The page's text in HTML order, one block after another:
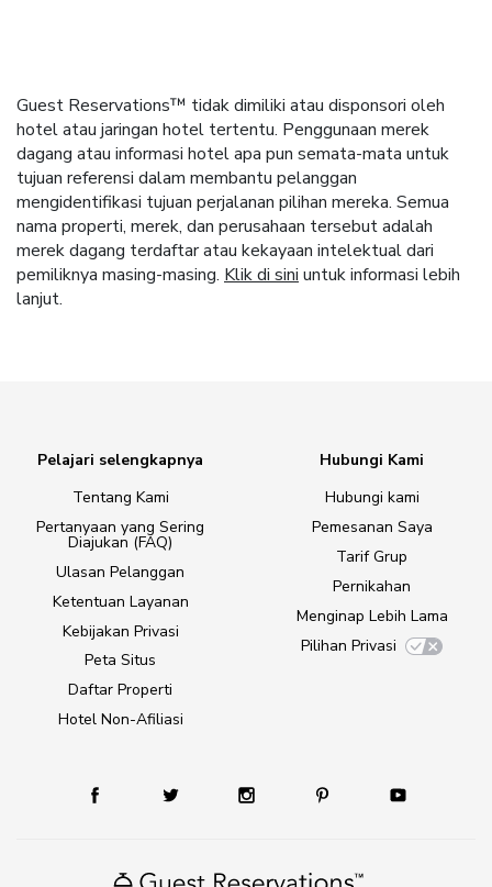
Guest Reservations™ tidak dimiliki atau disponsori oleh
hotel atau jaringan hotel tertentu. Penggunaan merek
dagang atau informasi hotel apa pun semata-mata untuk
tujuan referensi dalam membantu pelanggan
mengidentifikasi tujuan perjalanan pilihan mereka. Semua
nama properti, merek, dan perusahaan tersebut adalah
merek dagang terdaftar atau kekayaan intelektual dari
pemiliknya masing-masing. Klik di sini untuk informasi lebih
lanjut.
Pelajari selengkapnya
Tentang Kami
Pertanyaan yang Sering
Diajukan (FAQ)
Ulasan Pelanggan
Ketentuan Layanan
Kebijakan Privasi
Peta Situs
Daftar Properti
Hotel Non-Afiliasi
Hubungi Kami
Hubungi kami
Pemesanan Saya
Tarif Grup
Pernikahan
Menginap Lebih Lama
Pilihan Privasi